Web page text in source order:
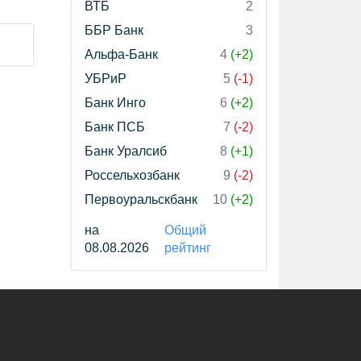
ВТБ
2
ББР Банк
3
Альфа-Банк
4 (+2)
УБРиР
5 (-1)
Банк Инго
6 (+2)
Банк ПСБ
7 (-2)
Банк Уралсиб
8 (+1)
Россельхозбанк
9 (-2)
Первоуральскбанк
10 (+2)
на
08.08.2026
Общий
рейтинг